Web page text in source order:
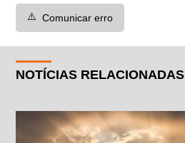
⚠️ Comunicar erro
NOTÍCIAS RELACIONADAS